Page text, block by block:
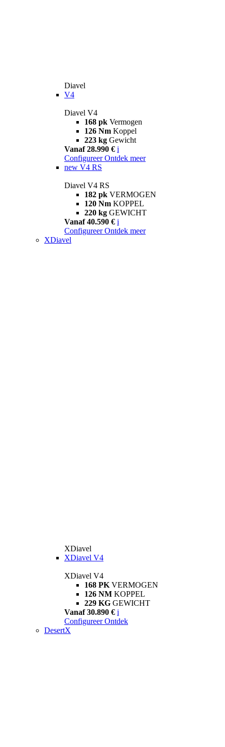
Diavel
V4
Diavel V4
168 pk Vermogen
126 Nm Koppel
223 kg Gewicht
Vanaf 28.990 € i
Configureer Ontdek meer
new V4 RS
Diavel V4 RS
182 pk VERMOGEN
120 Nm KOPPEL
220 kg GEWICHT
Vanaf 40.590 € i
Configureer Ontdek meer
XDiavel
XDiavel
XDiavel V4
XDiavel V4
168 PK VERMOGEN
126 NM KOPPEL
229 KG GEWICHT
Vanaf 30.890 € i
Configureer Ontdek
DesertX